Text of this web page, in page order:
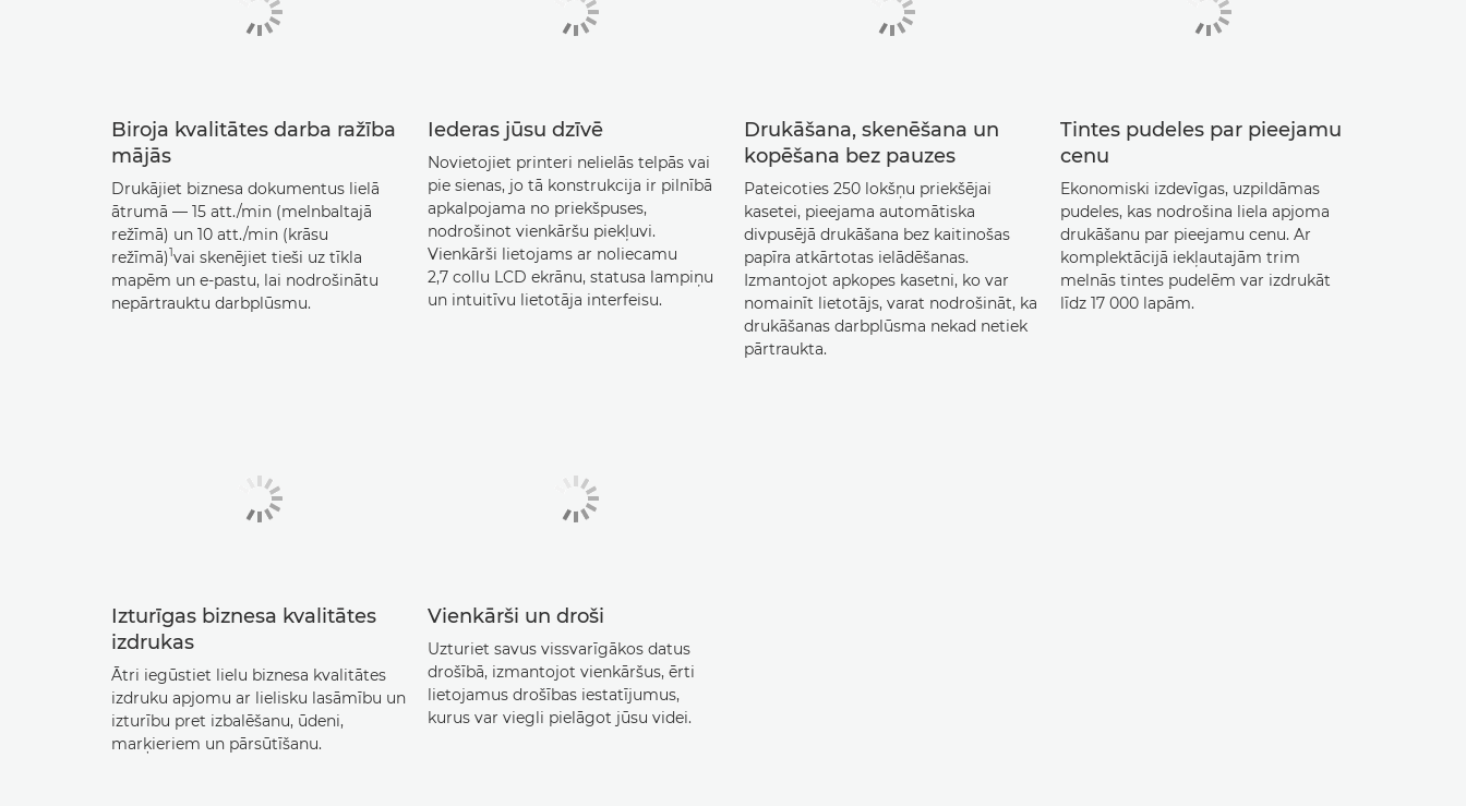
Biroja kvalitātes darba ražība
mājās
Drukājiet biznesa dokumentus lielā
ātrumā — 15 att./min (melnbaltajā
režīmā) un 10 att./min (krāsu
režīmā)1vai skenējiet tieši uz tīkla
mapēm un e-pastu, lai nodrošinātu
nepārtrauktu darbplūsmu.
Iederas jūsu dzīvē
Novietojiet printeri nelielās telpās vai
pie sienas, jo tā konstrukcija ir pilnībā
apkalpojama no priekšpuses,
nodrošinot vienkāršu piekļuvi.
Vienkārši lietojams ar noliecamu
2,7 collu LCD ekrānu, statusa lampiņu
un intuitīvu lietotāja interfeisu.
Drukāšana, skenēšana un
kopēšana bez pauzes
Pateicoties 250 lokšņu priekšējai
kasetei, pieejama automātiska
divpusējā drukāšana bez kaitinošas
papīra atkārtotas ielādēšanas.
Izmantojot apkopes kasetni, ko var
nomainīt lietotājs, varat nodrošināt, ka
drukāšanas darbplūsma nekad netiek
pārtraukta.
Tintes pudeles par pieejamu
cenu
Ekonomiski izdevīgas, uzpildāmas
pudeles, kas nodrošina liela apjoma
drukāšanu par pieejamu cenu. Ar
komplektācijā iekļautajām trim
melnās tintes pudelēm var izdrukāt
līdz 17 000 lapām.
Izturīgas biznesa kvalitātes
izdrukas
Ātri iegūstiet lielu biznesa kvalitātes
izdruku apjomu ar lielisku lasāmību un
izturību pret izbalēšanu, ūdeni,
marķieriem un pārsūtīšanu.
Vienkārši un droši
Uzturiet savus vissvarīgākos datus
drošībā, izmantojot vienkāršus, ērti
lietojamus drošības iestatījumus,
kurus var viegli pielāgot jūsu videi.